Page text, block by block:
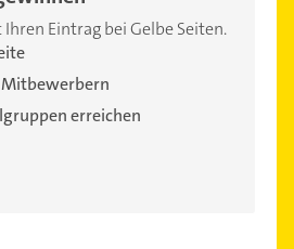
Eintrag bei Gelbe Seiten.
erreichen